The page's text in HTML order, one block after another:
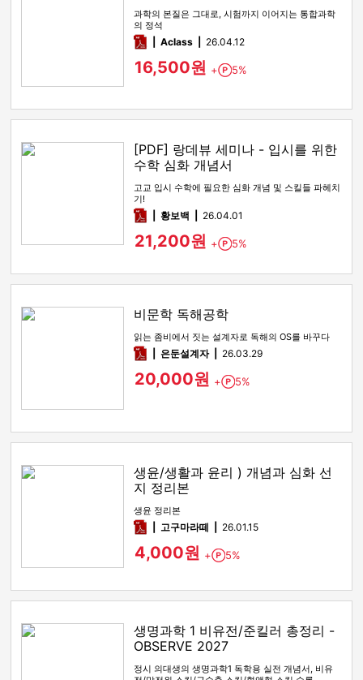
과학의 본질은 그대로, 시험까지 이어지는 통합과학
의 정석
pdfAclass 26.04.12
16,500원 + Point
5%
[PDF] 랑데뷰 세미나 - 입시를 위한
수학 심화 개념서
고교 입시 수학에 필요한 심화 개념 및 스킬들 파헤치
기!
pdf황보백 26.04.01
21,200원 + Point
5%
비문학 독해공학
읽는 좀비에서 짓는 설계자로 독해의 OS를 바꾸다
pdf은둔설계자 26.03.29
20,000원 + Point
5%
생윤/생활과 윤리 ) 개념과 심화 선
지 정리본
생윤 정리본
pdf고구마라떼 26.01.15
4,000원 + Point
5%
생명과학 1 비유전/준킬러 총정리 -
OBSERVE 2027
정시 의대생의 생명과학1 독학용 실전 개념서, 비유